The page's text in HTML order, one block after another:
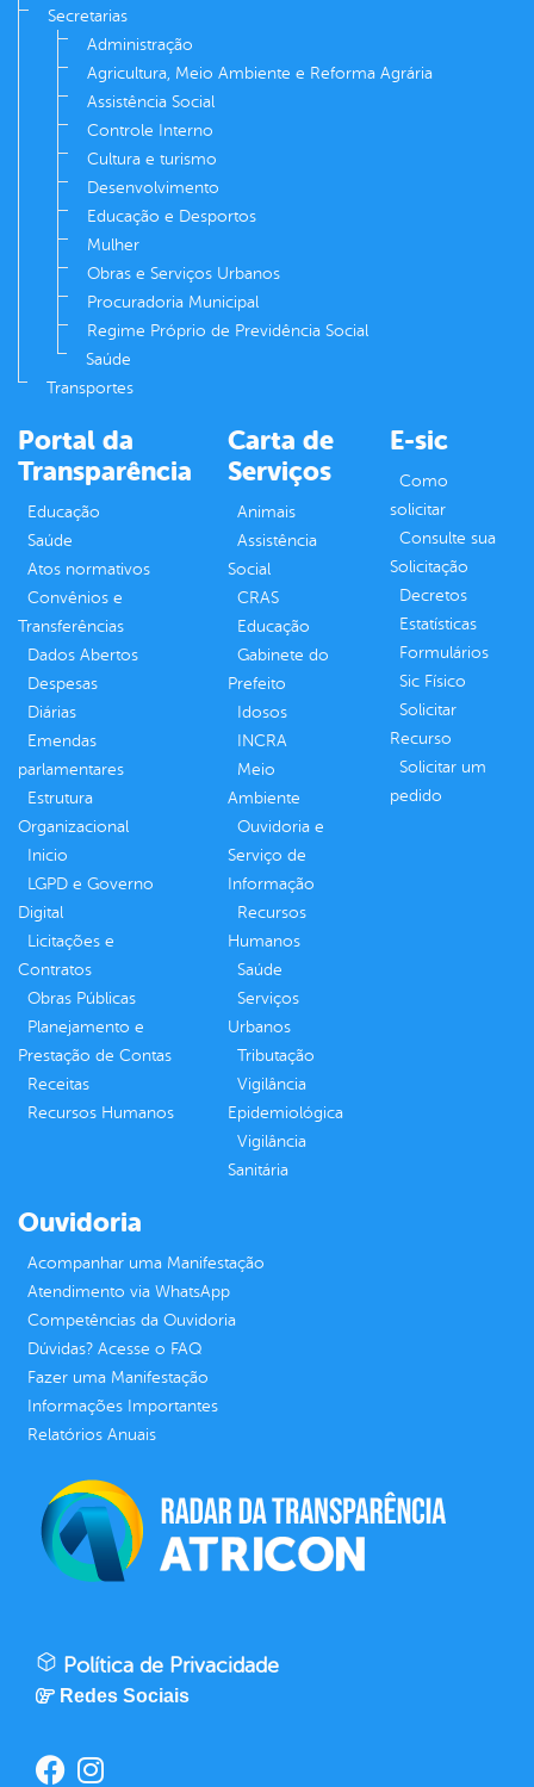
Secretarias
Administração
Agricultura, Meio Ambiente e Reforma Agrária
Assistência Social
Controle Interno
Cultura e turismo
Desenvolvimento
Educação e Desportos
Mulher
Obras e Serviços Urbanos
Procuradoria Municipal
Regime Próprio de Previdência Social
Saúde
Transportes
Portal da
Transparência
Educação
Saúde
Atos normativos
Convênios e
Transferências
Dados Abertos
Despesas
Diárias
Emendas
parlamentares
Estrutura
Organizacional
Inicio
LGPD e Governo
Digital
Licitações e
Contratos
Obras Públicas
Planejamento e
Prestação de Contas
Receitas
Recursos Humanos
Carta de
Serviços
Animais
Assistência
Social
CRAS
Educação
Gabinete do
Prefeito
Idosos
INCRA
Meio
Ambiente
Ouvidoria e
Serviço de
Informação
Recursos
Humanos
Saúde
Serviços
Urbanos
Tributação
Vigilância
Epidemiológica
Vigilância
Sanitária
E-sic
Como
solicitar
Consulte sua
Solicitação
Decretos
Estatísticas
Formulários
Sic Físico
Solicitar
Recurso
Solicitar um
pedido
Ouvidoria
Acompanhar uma Manifestação
Atendimento via WhatsApp
Competências da Ouvidoria
Dúvidas? Acesse o FAQ
Fazer uma Manifestação
Informações Importantes
Relatórios Anuais
Política de Privacidade
Redes Sociais